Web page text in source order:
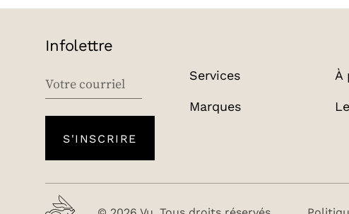
Infolettre
EMAIL
S'INSCRIRE
Services À
Marques